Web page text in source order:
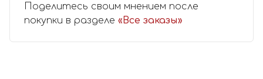
Поделитесь своим мнением после
покупки в разделе «Все заказы»